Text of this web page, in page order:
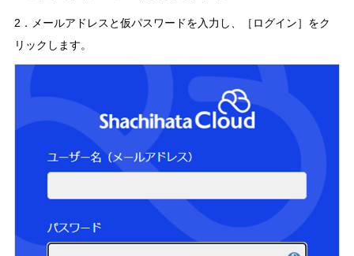
2．メールアドレスと仮パスワードを入力し、［ログイン］をク
リックします。